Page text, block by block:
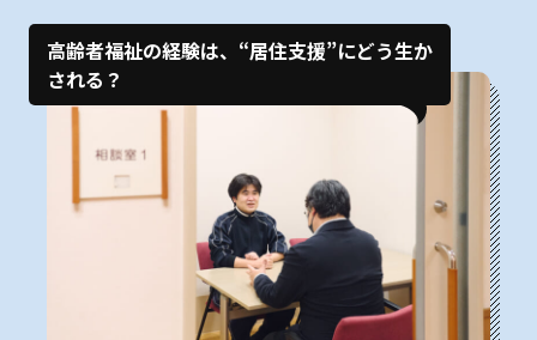
高齢者福祉の経験は、“居住支援”にどう生か
される？